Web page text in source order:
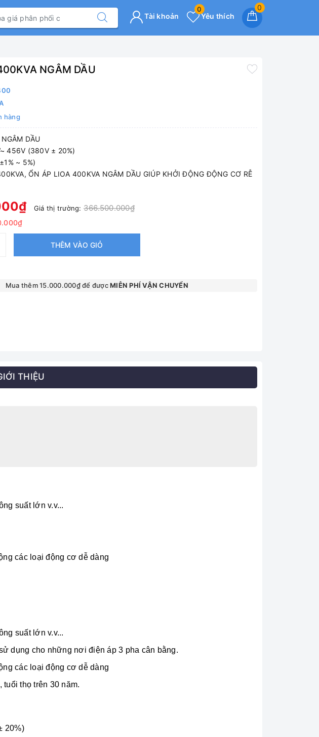
0
Yêu thích
0
Tài khoản
NGÂM DẦU
hàng
DẦU
456V (380V ± 20%)
~ 5%)
ỔN ÁP LIOA 400KVA NGÂM DẦU GIÚP KHỞI ĐỘNG ĐỘNG CƠ RỄ
Giá thị trường: 366.500.000₫
THÊM VÀO GIỎ
Mua thêm 15.000.000₫ để đượcMIỄN PHÍ VẬN CHUYỂN
THIỆU
suất lớn v.v...
các loại động cơ dễ dàng
suất lớn v.v...
dụng cho những nơi điện áp 3 pha cân bằng.
các loại động cơ dễ dàng
thọ trên 30 năm.
20%)